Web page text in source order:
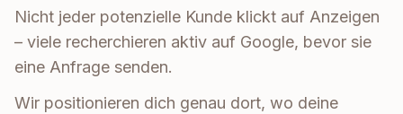
Nicht jeder potenzielle Kunde klickt auf Anzeigen
– viele recherchieren aktiv auf Google, bevor sie
eine Anfrage senden.
Wir positionieren dich genau dort, wo deine